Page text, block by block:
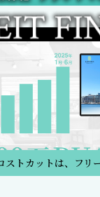
ストカットは、フリ